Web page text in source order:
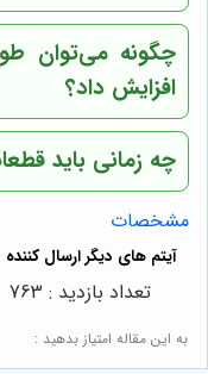
چگونه می‌توان
افزایش داد؟
چه زمانی باید
مشخصات
به این مقاله امتیاز بدهید :
تعداد بازدید : 763